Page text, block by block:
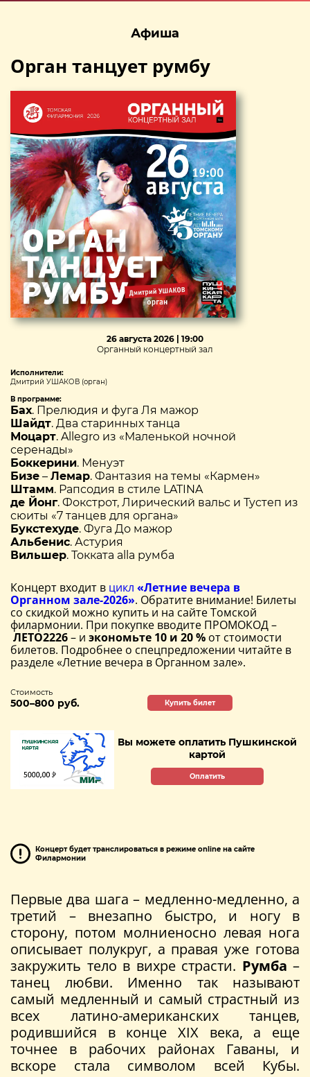
Афиша
Орган танцует румбу
26 августа 2026 | 19:00
Органный концертный зал
Исполнители:
Дмитрий УШАКОВ (орган)
В программе:
Бах. Прелюдия и фуга Ля мажор
Шайдт. Два старинных танца
Моцарт. Allegro из «Маленькой ночной
серенады»
Боккерини. Менуэт
Бизе – Лемар. Фантазия на темы «Кармен»
Штамм. Рапсодия в стиле LATINA
де Йонг. Фокстрот, Лирический вальс и Тустеп из
сюиты «7 танцев для органа»
Букстехуде. Фуга До мажор
Альбенис. Астурия
Вильшер. Токката alla румба
Концерт входит в цикл «Летние вечера в
Органном зале-2026». Обратите внимание! Билеты
со скидкой можно купить и на сайте Томской
филармонии. При покупке вводите ПРОМОКОД –
ЛЕТО2226– и экономьте 10 и 20 % от стоимости
билетов. Подробнее о спецпредложении читайте в
разделе «Летние вечера в Органном зале».
Стоимость
500–800 руб. Купить билет
Вы можете оплатить Пушкинской
картой
Оплатить
Концерт будет транслироваться в режиме online на сайте
Филармонии
Первые два шага – медленно-медленно, а
третий – внезапно быстро, и ногу в
сторону, потом молниеносно левая нога
описывает полукруг, а правая уже готова
закружить тело в вихре страсти. Румба –
танец любви. Именно так называют
самый медленный и самый страстный из
всех латино-американских танцев,
родившийся в конце XIX века, а еще
точнее в рабочих районах Гаваны, и
вскоре стала символом всей Кубы.